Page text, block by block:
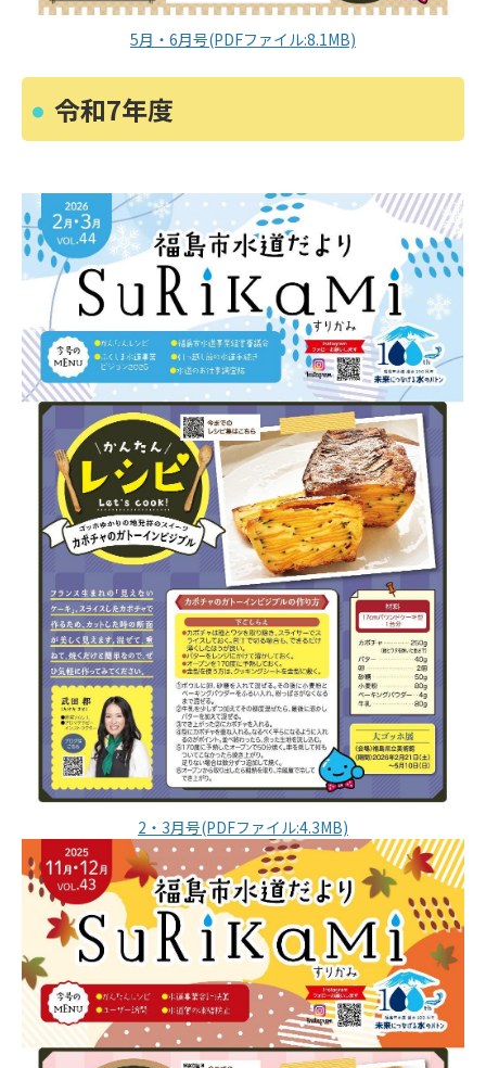
5月・6月号(PDFファイル:8.1MB)
令和7年度
2・3月号(PDFファイル:4.3MB)